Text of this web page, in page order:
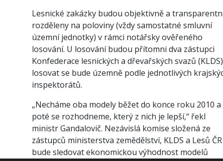
Lesnické zakázky budou objektivně a
rozděleny na poloviny (vždy samostatné smluvní
územní jednotky) v rámci notářsky ověřeného
losování. U losování budou přítomni dva zástupci
Konfederace lesnických a dřevařských svazů
losovat se bude územně podle jednotlivých
inspektorátů.
„Necháme oba modely běžet do konce roku 2010 a
poté se rozhodneme, který z nich je lepší,“ řekl
ministr Gandalovič. Nezávislá komise složená ze
zástupců ministerstva zemědělství, KLDS a Lesů ČR
bude sledovat ekonomickou výhodnost modelů